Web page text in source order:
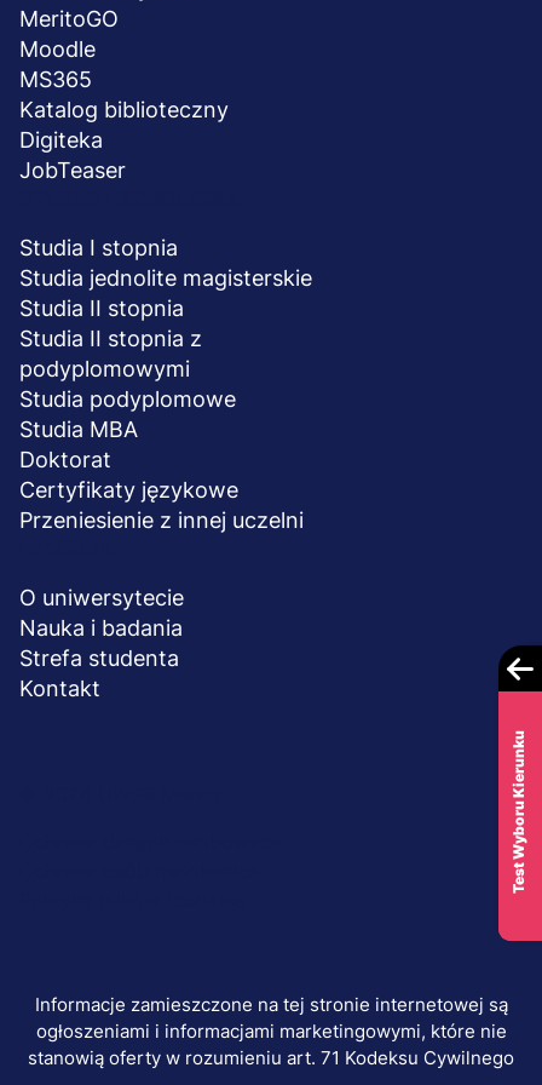
MeritoGO
Moodle
MS365
Katalog biblioteczny
Digiteka
JobTeaser
Studia I stopnia
Studia jednolite magisterskie
Studia II stopnia
Studia II stopnia z
podyplomowymi
Studia podyplomowe
Studia MBA
Doktorat
Certyfikaty językowe
Przeniesienie z innej uczelni
O uniwersytecie
Nauka i badania
Strefa studenta
Kontakt
Informacje zamieszczone na tej stronie internetowej są
ogłoszeniami i informacjami marketingowymi, które nie
stanowią oferty w rozumieniu art. 71 Kodeksu Cywilnego
Test Wyboru Kierunku